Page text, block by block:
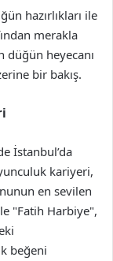
hazırlıkları ile
merakla
düğün heyecanı
bir bakış.
İstanbul’da
kariyeri,
en sevilen
"Fatih Harbiye",
beğeni